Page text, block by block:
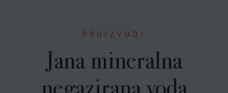
PROIZVODI
Jana mineralna